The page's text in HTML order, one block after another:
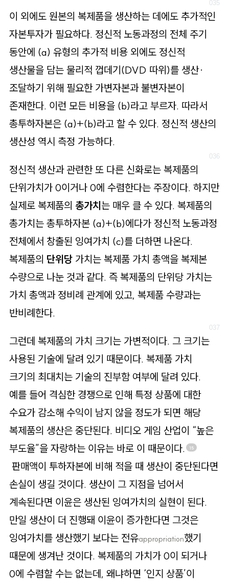
이 외에도 원본의 복제품을 생산하는 데에도 추가적인
자본투자가 필요하다. 정신적 노동과정의 전체 주기
동안에 (a) 유형의 추가적 비용 외에도 정신적
생산물을 담는 물리적 껍데기(DVD 따위)를 생산·
조달하기 위해 필요한 가변자본과 불변자본이
존재한다. 이런 모든 비용을 (b)라고 부르자. 따라서
총투하자본은 (a)+(b)라고 할 수 있다. 정신적 생산의
생산성 역시 측정 가능하다.
정신적 생산과 관련한 또 다른 신화로는 복제품의
단위가치가 0이거나 0에 수렴한다는 주장이다. 하지만
실제로 복제품의 총가치는 매우 클 수 있다. 복제품의
총가치는 총투하자본 (a)+(b)에다가 정신적 노동과정
전체에서 창출된 잉여가치 (c)를 더하면 나온다.
복제품의 단위당가치는 복제품 가치 총액을 복제본
수량으로 나눈 것과 같다. 즉 복제품의 단위당 가치는
가치 총액과 정비례 관계에 있고, 복제품 수량과는
반비례한다.
그런데 복제품의 가치 크기는 가변적이다. 그 크기는
사용된 기술에 달려 있기 때문이다. 복제품 가치
크기의 최대치는 기술의 진부함 여부에 달려 있다.
예를 들어 격심한 경쟁으로 인해 특정 상품에 대한
수요가 감소해 수익이 남지 않을 정도가 되면 해당
복제품의 생산은 중단된다. 비디오 게임 산업이 “높은
부도율”을 자랑하는 이유는 바로 이 때문이다.
15
판매액이 투하자본에 비해 적을 때 생산이 중단된다면
손실이 생길 것이다. 생산이 그 지점을 넘어서
계속된다면 이윤은 생산된 잉여가치의 실현이 된다.
만일 생산이 더 진행돼 이윤이 증가한다면 그것은
잉여가치를 생산했기 보다는 전유appropriation했기
때문에 생겨난 것이다. 복제품의 가치가 0이 되거나
0에 수렴할 수는 없는데, 왜냐하면 ‘인지 상품’이